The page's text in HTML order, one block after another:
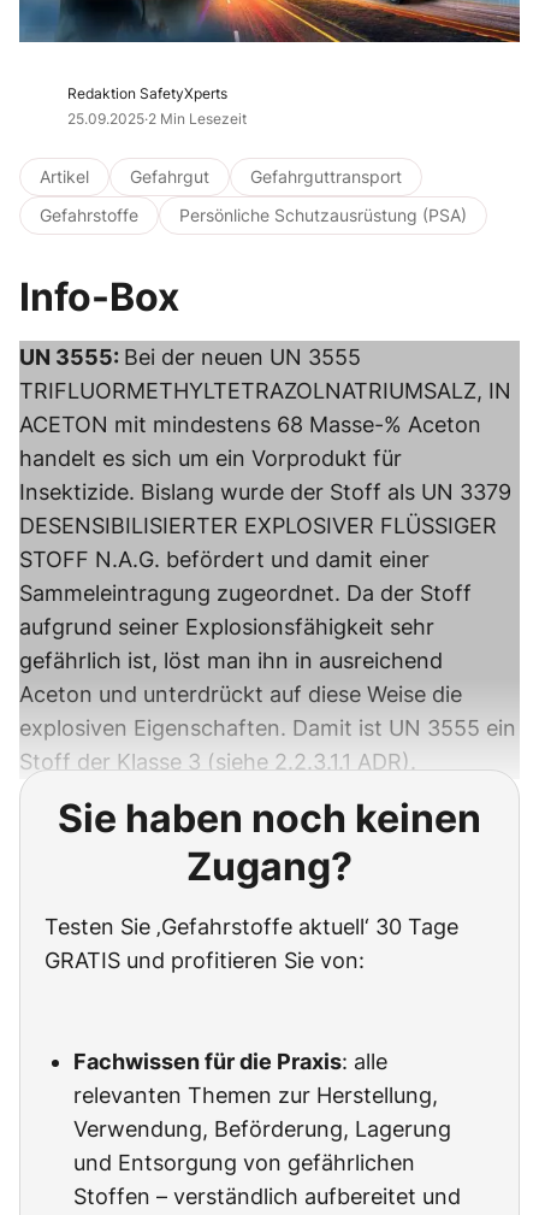
Redaktion SafetyXperts
25.09.2025·2 Min Lesezeit
Artikel Gefahrgut
Gefahrguttransport
Gefahrstoffe
Persönliche Schutzausrüstung (PSA)
Info-Box
UN 3555: Bei der neuen UN 3555
TRIFLUORMETHYLTETRAZOLNATRIUMSALZ, IN
ACETON mit mindestens 68 Masse-% Aceton
handelt es sich um ein Vorprodukt für
Insektizide. Bislang wurde der Stoff als UN 3379
DESENSIBILISIERTER EXPLOSIVER FLÜSSIGER
STOFF N.A.G. befördert und damit einer
Sammeleintragung zugeordnet. Da der Stoff
aufgrund seiner Explosionsfähigkeit sehr
gefährlich ist, löst man ihn in ausreichend
Aceton und unterdrückt auf diese Weise die
explosiven Eigenschaften. Damit ist UN 3555 ein
Stoff der Klasse 3 (siehe 2.2.3.1.1 ADR).
Sie haben noch keinen
Zugang?
Testen Sie ‚Gefahrstoffe aktuell‘ 30 Tage
GRATIS und profitieren Sie von:
Fachwissen für die Praxis: alle
relevanten Themen zur Herstellung,
Verwendung, Beförderung, Lagerung
und Entsorgung von gefährlichen
Stoffen – verständlich aufbereitet und